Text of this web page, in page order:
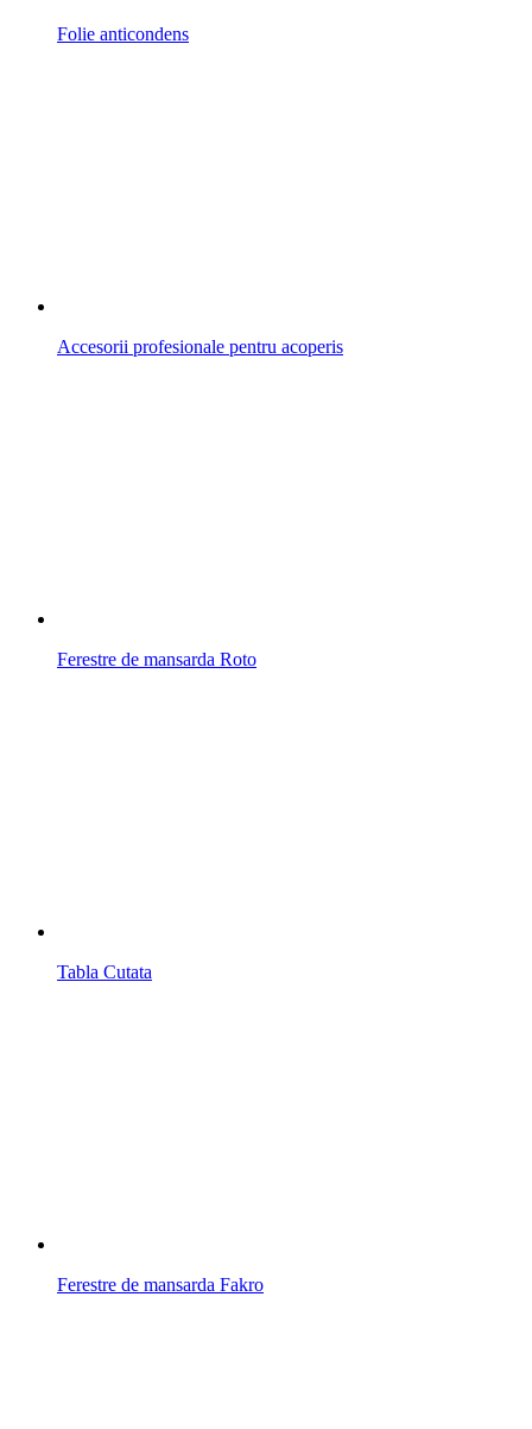
Folie anticondens
Accesorii profesionale pentru acoperis
Ferestre de mansarda Roto
Tabla Cutata
Ferestre de mansarda Fakro